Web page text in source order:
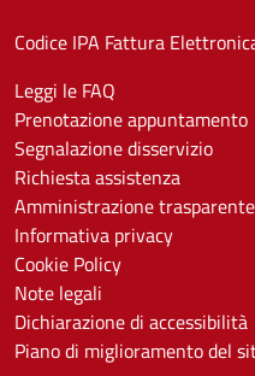
Codice IPA Fattura
Leggi le FAQ
Prenotazione appuntamento
Segnalazione disservizio
Richiesta assistenza
Amministrazione trasparente
Informativa privacy
Cookie Policy
Note legali
Dichiarazione di accessibilità
Piano di miglioramento del